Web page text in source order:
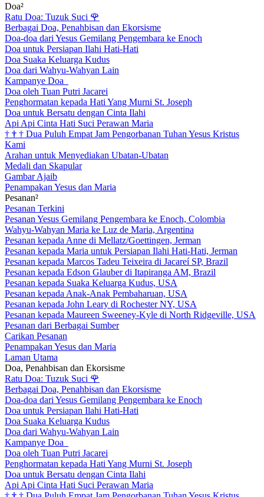
Doa²
Ratu Doa: Tuzuk Suci 🌹
Berbagai Doa, Penahbisan dan Ekorsisme
Doa-doa dari Yesus Gemilang Pengembara ke Enoch
Doa untuk Persiapan Ilahi Hati-Hati
Doa Suaka Keluarga Kudus
Doa dari Wahyu-Wahyan Lain
Kampanye Doa
Doa oleh Tuan Putri Jacarei
Penghormatan kepada Hati Yang Murni St. Joseph
Doa untuk Bersatu dengan Cinta Ilahi
Api Api Cinta Hati Suci Perawan Maria
† † † Dua Puluh Empat Jam Pengorbanan Tuhan Yesus Kristus
Kami
Arahan untuk Menyediakan Ubatan-Ubatan
Medali dan Skapular
Gambar Ajaib
Penampakan Yesus dan Maria
Pesanan²
Pesanan Terkini
Pesanan Yesus Gemilang Pengembara ke Enoch, Colombia
Wahyu-Wahyan Maria ke Luz de Maria, Argentina
Pesanan kepada Anne di Mellatz/Goettingen, Jerman
Pesanan kepada Maria untuk Persiapan Ilahi Hati-Hati, Jerman
Pesanan kepada Marcos Tadeu Teixeira di Jacareí SP, Brazil
Pesanan kepada Edson Glauber di Itapiranga AM, Brazil
Pesanan kepada Suaka Keluarga Kudus, USA
Pesanan kepada Anak-Anak Pembaharuan, USA
Pesanan kepada John Leary di Rochester NY, USA
Pesanan kepada Maureen Sweeney-Kyle di North Ridgeville, USA
Pesanan dari Berbagai Sumber
Carikan Pesanan
Penampakan Yesus dan Maria
Laman Utama
Doa, Penahbisan dan Ekorsisme
Ratu Doa: Tuzuk Suci 🌹
Berbagai Doa, Penahbisan dan Ekorsisme
Doa-doa dari Yesus Gemilang Pengembara ke Enoch
Doa untuk Persiapan Ilahi Hati-Hati
Doa Suaka Keluarga Kudus
Doa dari Wahyu-Wahyan Lain
Kampanye Doa
Doa oleh Tuan Putri Jacarei
Penghormatan kepada Hati Yang Murni St. Joseph
Doa untuk Bersatu dengan Cinta Ilahi
Api Api Cinta Hati Suci Perawan Maria